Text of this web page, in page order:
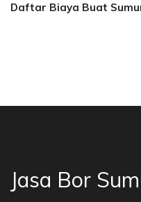
Daftar Biaya Buat
Jasa Bor